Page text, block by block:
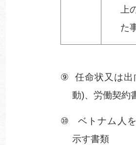
上
た
⑨ 任命状又は出
動)、労働契約
⑩
ベトナム人
示す書類